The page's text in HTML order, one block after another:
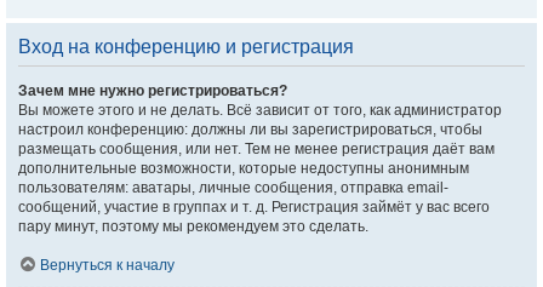
Вход на конференцию и регистрация
Зачем мне нужно регистрироваться?
Вы можете этого и не делать. Всё зависит от того, как администратор
настроил конференцию: должны ли вы зарегистрироваться, чтобы
размещать сообщения, или нет. Тем не менее регистрация даёт вам
дополнительные возможности, которые недоступны анонимным
пользователям: аватары, личные сообщения, отправка email-
сообщений, участие в группах и т. д. Регистрация займёт у вас всего
пару минут, поэтому мы рекомендуем это сделать.
Вернуться к началу